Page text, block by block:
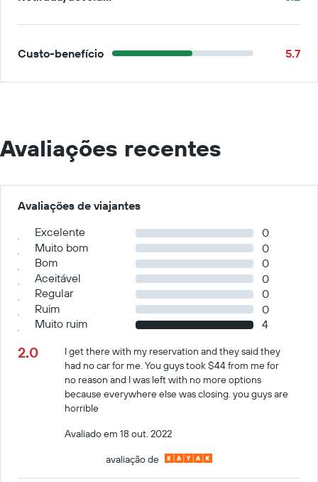
Custo-benefício 5.7
Avaliações recentes
Avaliações de viajantes
Excelente
0
Muito bom
0
Bom
0
Aceitável
0
Regular
0
Ruim
0
Muito ruim
4
2.0
I get there with my reservation and they said they
had no car for me. You guys took $44 from me for
no reason and I was left with no more options
because everywhere else was closing. you guys are
horrible
Avaliado em 18 out. 2022
avaliação de